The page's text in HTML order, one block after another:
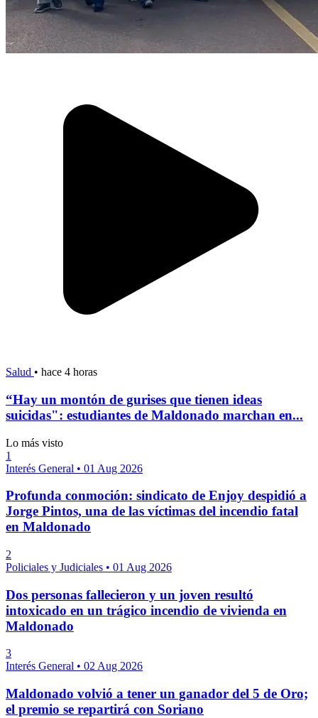
Salud • hace 4 horas
“Hay un montón de gurises que tienen ideas
suicidas": estudiantes de Maldonado marchan en...
Lo más visto
1
Interés General • 01 Aug 2026
Profunda conmoción: sindicato de Enjoy despidió a
Jorge Pintos, una de las víctimas del incendio fatal
en Maldonado
2
Policiales y Judiciales • 01 Aug 2026
Dos personas fallecieron y un joven resultó
intoxicado en un trágico incendio de vivienda en
Maldonado
3
Interés General • 02 Aug 2026
Maldonado volvió a tener un ganador del 5 de Oro;
el premio se repartirá con Soriano